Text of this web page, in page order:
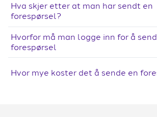
Hva skjer etter at man har sendt en
forespørsel?
Hvorfor må man logge inn for å
forespørsel
Hvor mye koster det å sende en